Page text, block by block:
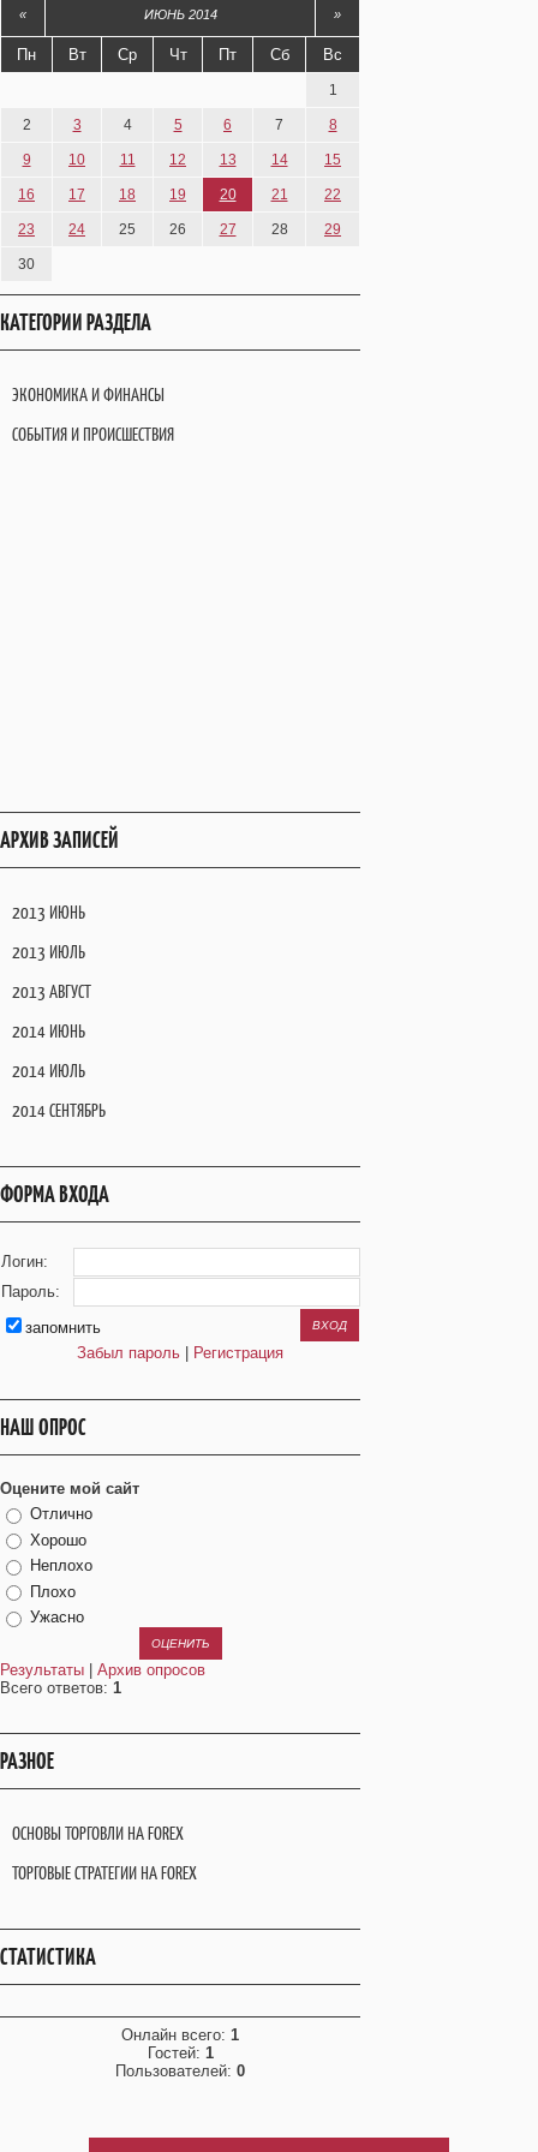
« ИЮНЬ 2014 »
Пн Вт Ср Чт Пт Сб Вс
1
2 3 4 5 6 7 8
9 10 11 12 13 14 15
16 17 18 19 20 21 22
23 24 25 26 27 28 29
30
КАТЕГОРИИ РАЗДЕЛА
ЭКОНОМИКА И ФИНАНСЫ
СОБЫТИЯ И ПРОИСШЕСТВИЯ
АРХИВ ЗАПИСЕЙ
2013 ИЮНЬ
2013 ИЮЛЬ
2013 АВГУСТ
2014 ИЮНЬ
2014 ИЮЛЬ
2014 СЕНТЯБРЬ
ФОРМА ВХОДА
Логин:
Пароль:
запомнить
Забыл пароль
Регистрация
НАШ ОПРОС
Оцените мой сайт
Отлично
Хорошо
Неплохо
Плохо
Ужасно
Результаты
Архив опросов
Всего ответов: 1
РАЗНОЕ
ОСНОВЫ ТОРГОВЛИ НА FOREX
ТОРГОВЫЕ СТРАТЕГИИ НА FOREX
СТАТИСТИКА
Онлайн всего: 1
Гостей: 1
Пользователей: 0